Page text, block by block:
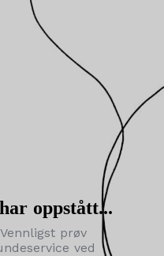
oppstått...
prøv
ved